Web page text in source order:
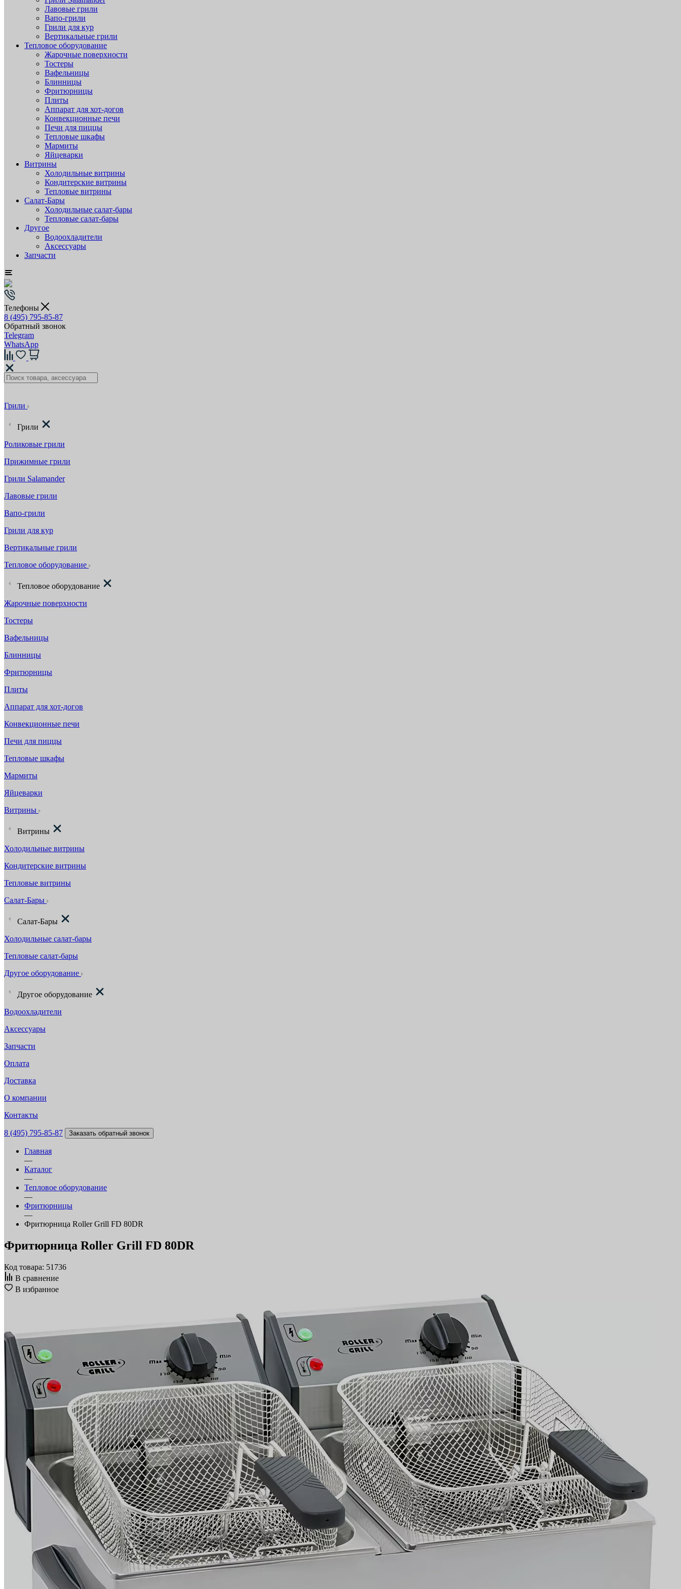
Лавовые грили
Вапо-грили
Грили для кур
Вертикальные грили
Тепловое оборудование
Жарочные поверхности
Тостеры
Вафельницы
Блинницы
Фритюрницы
Плиты
Аппарат для хот-догов
Конвекционные печи
Печи для пиццы
Тепловые шкафы
Мармиты
Яйцеварки
Витрины
Холодильные витрины
Кондитерские витрины
Тепловые витрины
Салат-Бары
Холодильные салат-бары
Тепловые салат-бары
Другое
Водоохладители
Аксессуары
Запчасти
Телефоны
8 (495) 795-85-87
Обратный звонок
Telegram
WhatsApp
Грили
Грили
Роликовые грили
Прижимные грили
Грили Salamander
Лавовые грили
Вапо-грили
Грили для кур
Вертикальные грили
Тепловое оборудование
Тепловое оборудование
Жарочные поверхности
Тостеры
Вафельницы
Блинницы
Фритюрницы
Плиты
Аппарат для хот-догов
Конвекционные печи
Печи для пиццы
Тепловые шкафы
Мармиты
Яйцеварки
Витрины
Витрины
Холодильные витрины
Кондитерские витрины
Тепловые витрины
Салат-Бары
Салат-Бары
Холодильные салат-бары
Тепловые салат-бары
Другое оборудование
Другое оборудование
Водоохладители
Аксессуары
Запчасти
Оплата
Доставка
О компании
Контакты
8 (495) 795-85-87 Заказать обратный звонок
Главная
—
Каталог
—
Тепловое оборудование
—
Фритюрницы
—
Фритюрница Roller Grill FD 80DR
Фритюрница Roller Grill FD 80DR
Код товара: 51736
В сравнение
В избранное